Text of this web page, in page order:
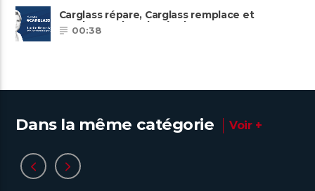
Carglass répare, Carglass remplace et
Carglass embauche également.
00:38
Dans la même catégorie Voir +